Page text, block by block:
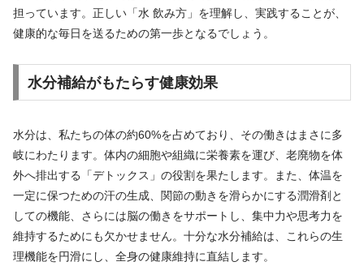
担っています。正しい「水 飲み方」を理解し、実践することが、
健康的な毎日を送るための第一歩となるでしょう。
水分補給がもたらす健康効果
水分は、私たちの体の約60%を占めており、その働きはまさに多
岐にわたります。体内の細胞や組織に栄養素を運び、老廃物を体
外へ排出する「デトックス」の役割を果たします。また、体温を
一定に保つための汗の生成、関節の動きを滑らかにする潤滑剤と
しての機能、さらには脳の働きをサポートし、集中力や思考力を
維持するためにも欠かせません。十分な水分補給は、これらの生
理機能を円滑にし、全身の健康維持に直結します。